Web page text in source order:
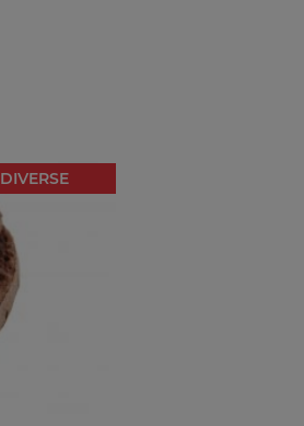
DIVERSE